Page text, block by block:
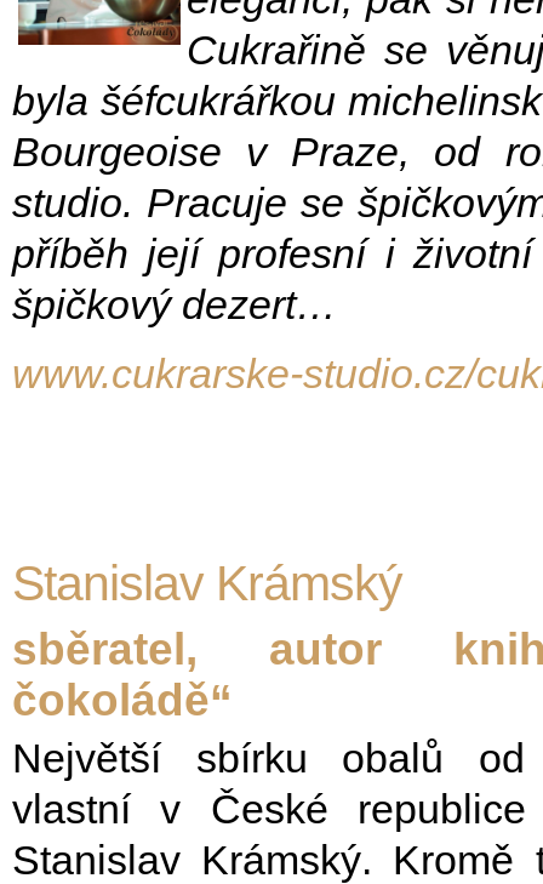
Cukrařině se
byla šéfcukrářkou
Bourgeoise v Praze, od
studio. Pracuje se
příběh její profesní i
špičkový dezert…
www.cukrarske-studio.cz/
Stanislav Krámský
sběratel, autor
čokoládě“
Největší sbírku obalů od
vlastní v České republice
Stanislav Krámský.